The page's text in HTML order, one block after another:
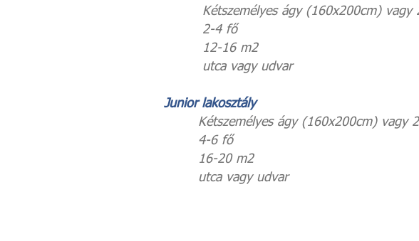
Kétszemélyes ágy (160x200cm) vagy 2
2-4 fő
12-16 m2
utca vagy udvar
Junior lakosztály
Kétszemélyes ágy (160x200cm) vagy 2
4-6 fő
16-20 m2
utca vagy udvar